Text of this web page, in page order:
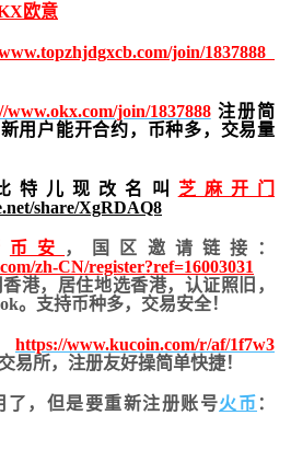
欧意
join/1837888
www.okx.com/join/1837888注册简
用户能开合约， 币种多，交易量
特儿现改名叫 芝麻开门
share/XgRDAQ8
币安
，国区邀请链接：
zh-CN/register?ref=16003031
港，居住地选香港，认证照旧，
。支持币种多，交易安全！
https://www.kucoin.com/r/af/1f7w3
易所，注册友好操简单快捷！
了，但是要重新注册账号火币 ：